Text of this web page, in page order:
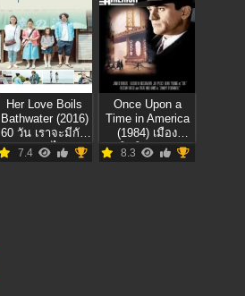
Her Love Boils
Bathwater (2016)
60 วัน เราจะมีกัน
ตลอดไป
7.4
Once Upon a
Time in America
(1984) เมือง
อิทธิพล คน
อหังการ์
8.3